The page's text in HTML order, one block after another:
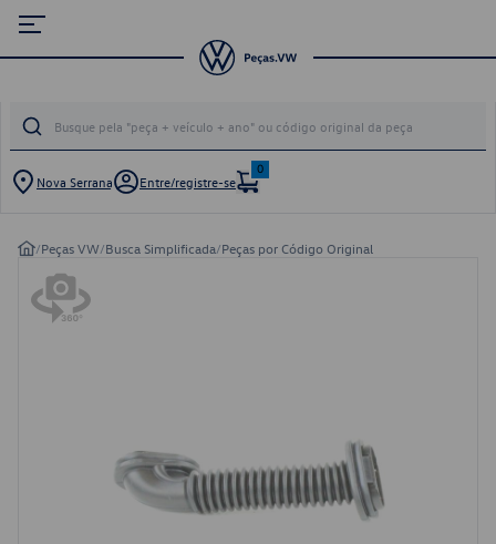
Nova Serrana Entre/registre-se
0
/Peças VW/Busca Simplificada/Peças por Código Original